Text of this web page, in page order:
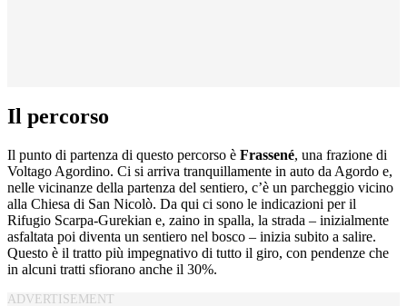
Il percorso
Il punto di partenza di questo percorso è Frassené, una frazione di
Voltago Agordino. Ci si arriva tranquillamente in auto da Agordo e,
nelle vicinanze della partenza del sentiero, c’è un parcheggio vicino
alla Chiesa di San Nicolò. Da qui ci sono le indicazioni per il
Rifugio Scarpa-Gurekian e, zaino in spalla, la strada – inizialmente
asfaltata poi diventa un sentiero nel bosco – inizia subito a salire.
Questo è il tratto più impegnativo di tutto il giro, con pendenze che
in alcuni tratti sfiorano anche il 30%.